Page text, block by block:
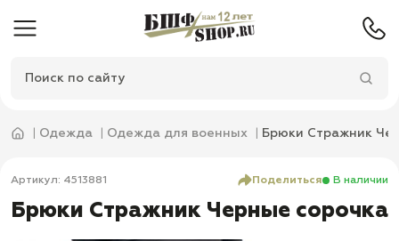
Одежда Одежда для военных Брюки Стражник
Артикул: 4513881 Поделиться В наличии
Брюки Стражник Черные сорочка